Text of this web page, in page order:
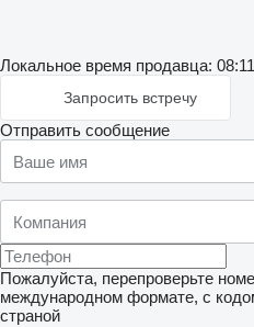
Локальное время продавца:
Запросить встречу
Отправить сообщение
Пожалуйста, перепроверьте
международном формате, с
страной